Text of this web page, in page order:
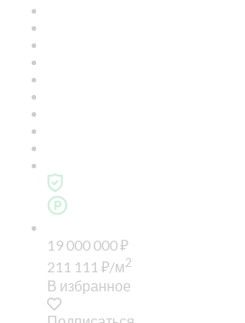
19 000 000₽
211 111 ₽/м2
В избранное